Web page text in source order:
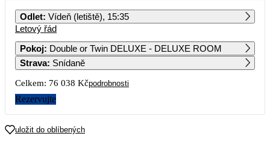
PO ÚT ST ČT PÁ SO NE
58 289 50 919 60 919
5 6
12
38 019
19
45 839
20
51 079
Odlet: Vídeň (letiště), 15:35
Letový řád
Pokoj: Double or Twin DELUXE - DELUXE ROOM
Strava: Snídaně
Celkem: 76 038 Kčpodrobnosti
Rezervujte
uložit do oblíbených